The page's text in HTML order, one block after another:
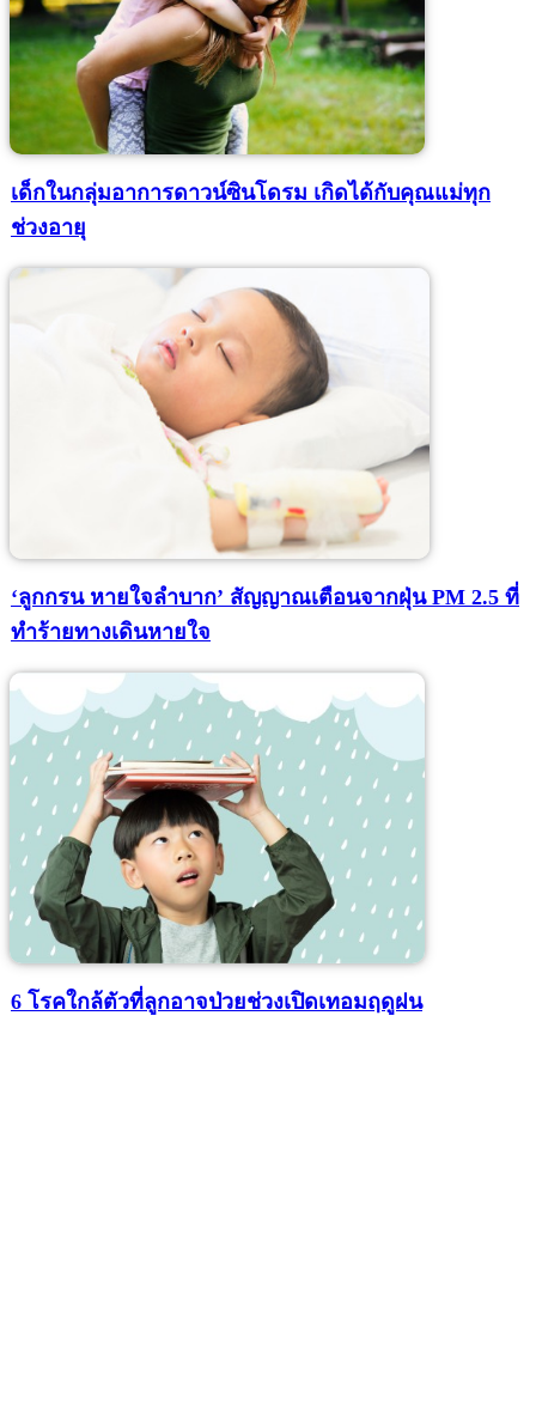
เด็กในกลุ่มอาการดาวน์ซินโดรม เกิดได้กับคุณแม่ทุก
ช่วงอายุ
‘ลูกกรน หายใจลำบาก’ สัญญาณเตือนจากฝุ่น PM 2.5 ที่
ทำร้ายทางเดินหายใจ
6 โรคใกล้ตัวที่ลูกอาจป่วยช่วงเปิดเทอมฤดูฝน